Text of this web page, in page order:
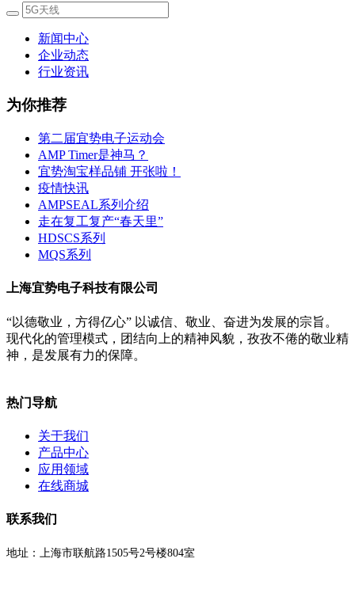
新闻中心
企业动态
行业资讯
为你推荐
第二届宜势电子运动会
AMP Timer是神马？
宜势淘宝样品铺 开张啦！
疫情快讯
AMPSEAL系列介绍
走在复工复产“春天里”
HDSCS系列
MQS系列
上海宜势电子科技有限公司
“以德敬业，方得亿心” 以诚信、敬业、奋进为发展的宗旨。
现代化的管理模式，团结向上的精神风貌，孜孜不倦的敬业精
神，是发展有力的保障。
热门导航
关于我们
产品中心
应用领域
在线商城
联系我们
地址：上海市联航路1505号2号楼804室